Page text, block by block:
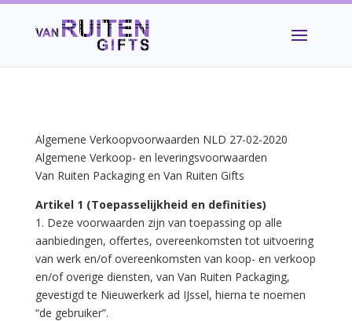
Algemene Verkoopvoorwaarden NLD 27-02-2020
Algemene Verkoop- en leveringsvoorwaarden
Van Ruiten Packaging en Van Ruiten Gifts
Artikel 1 (Toepasselijkheid en definities)
1. Deze voorwaarden zijn van toepassing op alle
aanbiedingen, offertes, overeenkomsten tot uitvoering
van werk en/of overeenkomsten van koop- en verkoop
en/of overige diensten, van Van Ruiten Packaging,
gevestigd te Nieuwerkerk ad IJssel, hierna te noemen
“de gebruiker”.